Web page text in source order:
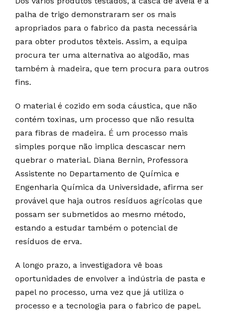
palha de trigo demonstraram ser os mais
apropriados para o fabrico da pasta necessária
para obter produtos têxteis. Assim, a equipa
procura ter uma alternativa ao algodão, mas
também à madeira, que tem procura para outros
fins.
O material é cozido em soda cáustica, que não
contém toxinas, um processo que não resulta
para fibras de madeira. É um processo mais
simples porque não implica descascar nem
quebrar o material. Diana Bernin, Professora
Assistente no Departamento de Química e
Engenharia Química da Universidade, afirma ser
provável que haja outros resíduos agrícolas que
possam ser submetidos ao mesmo método,
estando a estudar também o potencial de
resíduos de erva.
A longo prazo, a investigadora vê boas
oportunidades de envolver a indústria de pasta e
papel no processo, uma vez que já utiliza o
processo e a tecnologia para o fabrico de papel.